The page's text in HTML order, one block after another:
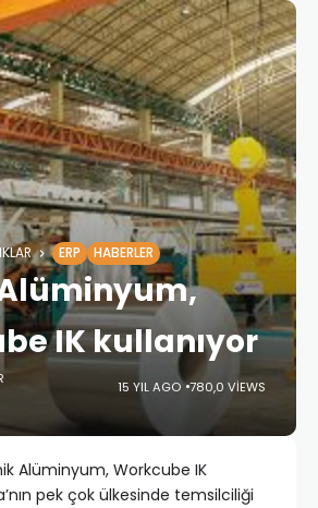
ERP HABERLER
IK kullanıyor
15 YIL AGO 780,0 VIEWS
Alüminyum, Workcube IK
pek çok ülkesinde temsilciliği